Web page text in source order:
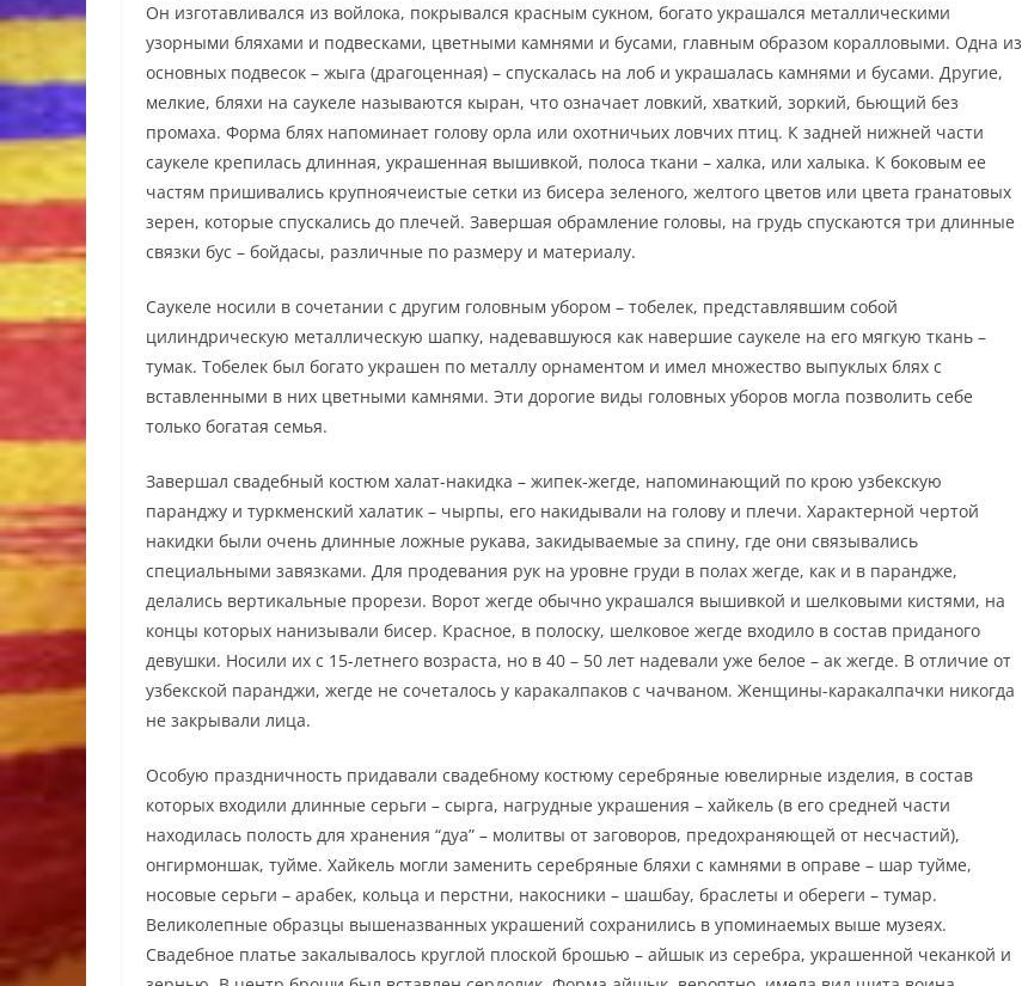
Он изготавливался из войлока, покрывался красным сукном, богато украшался металлическими
узорными бляхами и подвесками, цветными камнями и бусами, главным образом коралловыми. Одна из
основных подвесок – жыга (драгоценная) – спускалась на лоб и украшалась камнями и бусами. Другие,
мелкие, бляхи на саукеле называются кыран, что означает ловкий, хваткий, зоркий, бьющий без
промаха. Форма блях напоминает голову орла или охотничьих ловчих птиц. К задней нижней части
саукеле крепилась длинная, украшенная вышивкой, полоса ткани – халка, или халыка. К боковым ее
частям пришивались крупноячеистые сетки из бисера зеленого, желтого цветов или цвета гранатовых
зерен, которые спускались до плечей. Завершая обрамление головы, на грудь спускаются три длинные
связки бус – бойдасы, различные по размеру и материалу.
Саукеле носили в сочетании с другим головным убором – тобелек, представлявшим собой
цилиндрическую металлическую шапку, надевавшуюся как навершие саукеле на его мягкую ткань –
тумак. Тобелек был богато украшен по металлу орнаментом и имел множество выпуклых блях с
вставленными в них цветными камнями. Эти дорогие виды головных уборов могла позволить себе
только богатая семья.
Завершал свадебный костюм халат-накидка – жипек-жегде, напоминающий по крою узбекскую
паранджу и туркменский халатик – чырпы, его накидывали на голову и плечи. Характерной чертой
накидки были очень длинные ложные рукава, закидываемые за спину, где они связывались
специальными завязками. Для продевания рук на уровне груди в полах жегде, как и в парандже,
делались вертикальные прорези. Ворот жегде обычно украшался вышивкой и шелковыми кистями, на
концы которых нанизывали бисер. Красное, в полоску, шелковое жегде входило в состав приданого
девушки. Носили их с 15-летнего возраста, но в 40 – 50 лет надевали уже белое – ак жегде. В отличие от
узбекской паранджи, жегде не сочеталось у каракалпаков с чачваном. Женщины-каракалпачки никогда
не закрывали лица.
Особую праздничность придавали свадебному костюму серебряные ювелирные изделия, в состав
которых входили длинные серьги – сырга, нагрудные украшения – хайкель (в его средней части
находилась полость для хранения “дуа” – молитвы от заговоров, предохраняющей от несчастий),
онгирмоншак, туйме. Хайкель могли заменить серебряные бляхи с камнями в оправе – шар туйме,
носовые серьги – арабек, кольца и перстни, накосники – шашбау, браслеты и обереги – тумар.
Великолепные образцы вышеназванных украшений сохранились в упоминаемых выше музеях.
Свадебное платье закалывалось круглой плоской брошью – айшык из серебра, украшенной чеканкой и